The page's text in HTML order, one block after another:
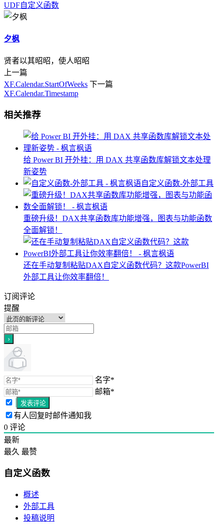
UDF自定义函数
夕枫
贤者以其昭昭，使人昭昭
上一篇
XF.Calendar.StartOfWeeks 下一篇
XF.Calendar.Timestamp
相关推荐
给 Power BI 开外挂：用 DAX 共享函数库解锁文本处理
新姿势
自定义函数-外部工具
重磅升级！DAX共享函数库功能增强，图表与功能函数
全面解锁！
还在手动复制粘贴DAX自定义函数代码？这款PowerBI
外部工具让你效率翻倍！
订阅评论
提醒
名字*
邮箱*
有人回复时邮件通知我
0 评论
最新
最久 最赞
自定义函数
概述
外部工具
投稿说明